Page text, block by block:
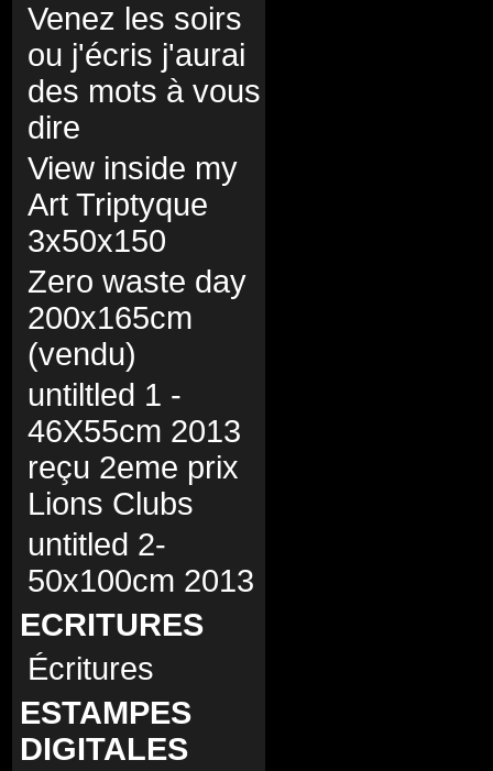
Venez les soirs
ou j'écris j'aurai
des mots à vous
dire
View inside my
Art Triptyque
3x50x150
Zero waste day
200x165cm
(vendu)
untiltled 1 -
46X55cm 2013
reçu 2eme prix
Lions Clubs
untitled 2-
50x100cm 2013
ECRITURES
Écritures
ESTAMPES
DIGITALES